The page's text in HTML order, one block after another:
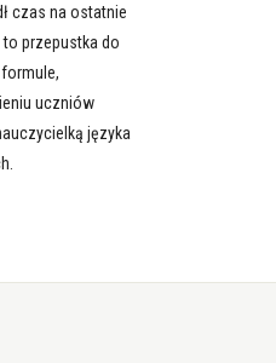
czas na ostatnie
przepustka do
uczniów
języka